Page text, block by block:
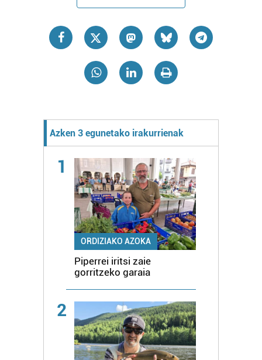
Azken 3 egunetako irakurrienak
1
ORDIZIAKO AZOKA
Piperrei iritsi zaie
gorritzeko garaia
2